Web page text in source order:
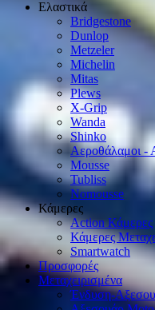
Ελαστικά
Bridgestone
Dunlop
Metzeler
Michelin
Mitas
Plews
X-Grip
Wanda
Shinko
Αεροθάλαμοι -
Mousse
Tubliss
Nomousse
Κάμερες
Action Κάμερες
Κάμερες
Smartwatch
Προσφορές
Μεταχειρισμένα
Ένδυση-